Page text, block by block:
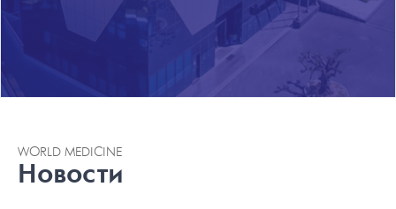
WORLD MEDICINE
Новости